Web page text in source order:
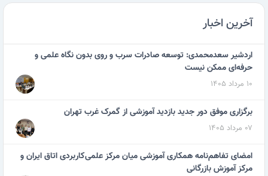
آخرین اخبار
اردشیر سعدمحمدی: توسعه صادرات سرب و روی بدون نگاه علمی و
حرفه‌ای ممکن نیست
۱۰ مرداد ۱۴۰۵
برگزاری موفق دور جدید بازدید آموزشی از گمرک غرب تهران
۰۷ مرداد ۱۴۰۵
امضای تفاهم‌نامه همکاری آموزشی میان مرکز علمی‌کاربردی اتاق ایران و
مرکز آموزش بازرگانی